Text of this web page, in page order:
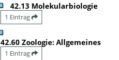
42.13 Molekularbiologie
1 Eintrag
42.60 Zoologie: Allgemeines
1 Eintrag